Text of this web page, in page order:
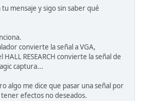
mensaje y sigo sin saber qué
convierte la señal a VGA,
RESEARCH convierte la señal de
captura...
algo me dice que pasar una señal por
efectos no deseados.